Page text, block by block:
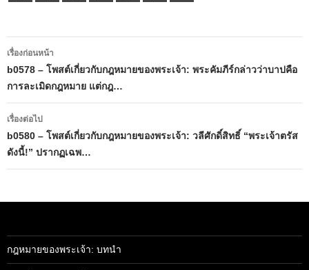
เมนู
นำทาง
เรื่อง
เรื่องก่อนหน้า
b0578 – โพสต์เกี่ยวกับกฎหมายของพระเจ้า: พระคัมภีร์กล่าวว่าบาปคือ
การละเมิดกฎหมาย แต่กฎ…
เรื่องต่อไป
b0580 – โพสต์เกี่ยวกับกฎหมายของพระเจ้า: วลีศักดิ์สิทธิ์ “พระเจ้าตรัส
ดังนี้!” ปรากฏเฉพ…
กฎหมายของพระเจ้า: บทนำ